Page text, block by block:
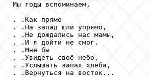
Мы годы вспоминаем,
. .Как прямо
. .На запад шли упрямо,
. .Не дождались нас мамы,
. .И я дойти не смог.
. .Мне бы
. .Увидеть своё небо,
. .Услышать запах хлеба,
. .Вернуться на восток...